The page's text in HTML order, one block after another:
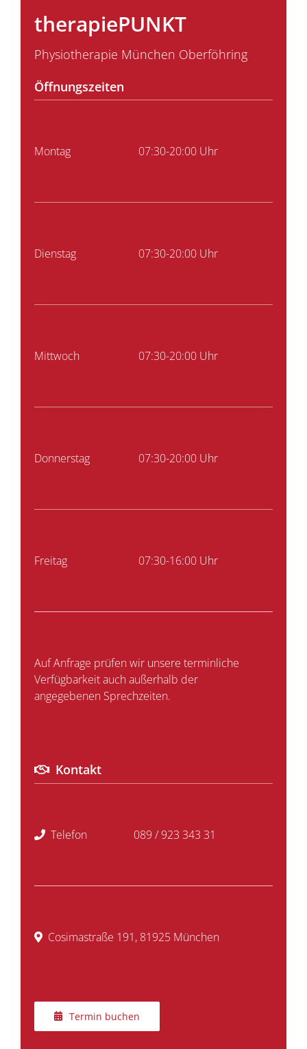
therapiePUNKT
Physiotherapie München Oberföhring
Öffnungszeiten
Montag 07:30-20:00 Uhr
Dienstag 07:30-20:00 Uhr
Mittwoch 07:30-20:00 Uhr
Donnerstag 07:30-20:00 Uhr
Freitag 07:30-16:00 Uhr
Auf Anfrage prüfen wir unsere terminliche
Verfügbarkeit auch außerhalb der
angegebenen Sprechzeiten.
Kontakt
Telefon 089 / 923 343 31
Cosimastraße 191, 81925 München
Termin buchen